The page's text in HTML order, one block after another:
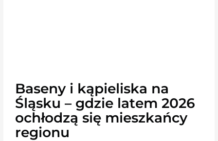
Baseny i kąpieliska na
Śląsku – gdzie latem 2026
ochłodzą się mieszkańcy
regionu